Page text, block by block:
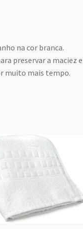
na cor branca.
preservar a maciez e
muito mais tempo.